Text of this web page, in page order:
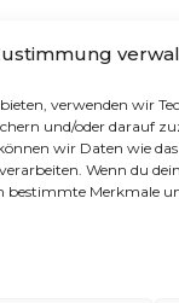
verwenden wir
und/oder darauf
wir Daten wie
Wenn du
bestimmte Merkmale